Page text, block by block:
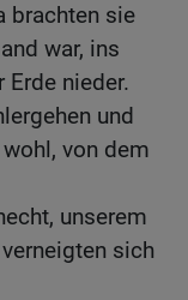
brachten sie
war, ins
nieder.
und
von dem
unserem
sich